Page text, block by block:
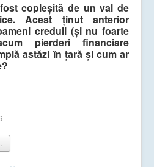
copleșită de un val de
Acest ținut anterior
creduli (și nu foarte
pierderi financiare
astăzi în țară și cum ar